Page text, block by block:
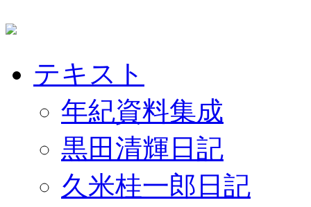
テキスト
年紀資料集成
黒田清輝日記
久米桂一郎日記